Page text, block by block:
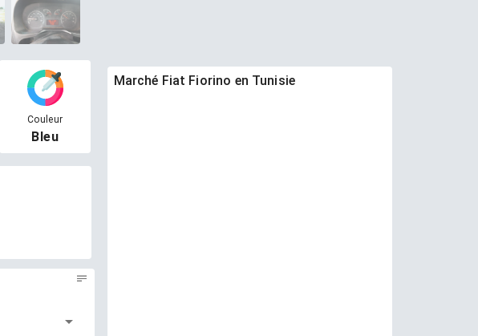
Couleur
Bleu
Marché Fiat Fiorino en Tunisie